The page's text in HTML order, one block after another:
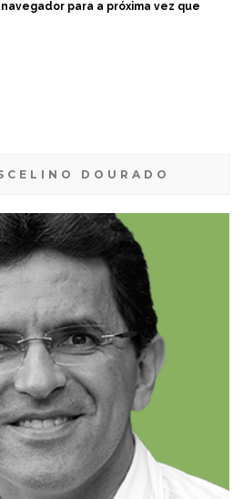
para a próxima vez que
DOURADO